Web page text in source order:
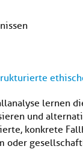
lernen
und
konkrete
oder